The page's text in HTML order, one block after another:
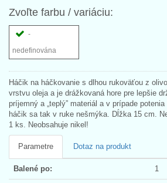
Zvoľte farbu / variáciu:
-
nedefinována
Háčik na háčkovanie s dlhou rukoväťou z
vrstvu oleja a je drážkovaná hore pre lepšie
príjemný a „teplý” materiál a v prípade
háčik sa tak v ruke nešmýka. Dĺžka 15 cm.
1 ks. Neobsahuje nikel!
Parametre Dotaz na produkt
Balené po: 1